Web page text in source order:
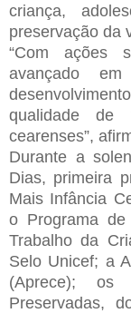
criança,
preservação da
“Com ações
avançado
qualidade de
cearenses”,
Durante a
Dias, primeira
Mais Infância
o Programa
Trabalho da
Selo Unicef; a
(Aprece); os
Preservadas,